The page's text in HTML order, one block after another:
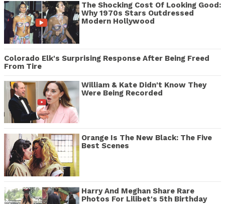
The Shocking Cost Of Looking Good:
Why 1970s Stars Outdressed
Modern Hollywood
Colorado Elk's Surprising Response After Being Freed
From Tire
William & Kate Didn't Know They
Were Being Recorded
Orange Is The New Black: The Five
Best Scenes
Harry And Meghan Share Rare
Photos For Lilibet's 5th Birthday